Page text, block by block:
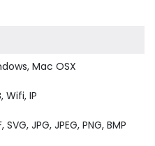
Mac OSX
Wifi, IP
SVG, JPG, JPEG, PNG, BMP